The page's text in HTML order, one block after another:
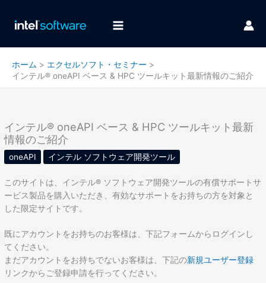
ホーム
エクセルソフト・セミナー
インテル® oneAPI ベース & HPC ツールキット最新情報のご紹介
インテル® oneAPI ベース & HPC ツールキット最新
情報のご紹介
oneAPI インテル ソフトウェア開発ツール
このサイトは、インテル® ソフトウェア開発ツールの有償サポートサ
ービス製品を購入いただき、有効なサポートをお持ちの方を対象と
した限定サイトです。
既にアカウントをお持ちのお客様は、下記フォームからログインし
てください。
まだアカウントをお持ちでないお客様は、下記の新規ユーザー登録
リンクからご登録申請を行ってください。